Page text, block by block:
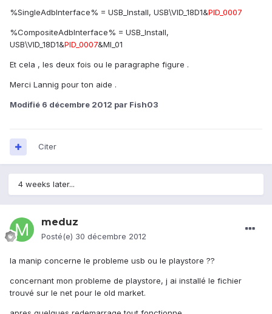
%SingleAdbInterface% = USB_Install, USB\VID_18D1&PID_0007
%CompositeAdbInterface% = USB_Install,
USB\VID_18D1&PID_0007&MI_01
Et cela , les deux fois ou le paragraphe figure .
Merci Lannig pour ton aide .
Modifié 6 décembre 2012 par Fish03
Citer
4 weeks later...
meduz
Posté(e) 30 décembre 2012
la manip concerne le probleme usb ou le playstore ??
concernant mon probleme de playstore, j ai installé le fichier
trouvé sur le net pour le old market.